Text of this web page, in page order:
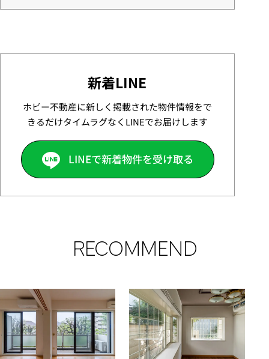
新着LINE
ホビー不動産に新しく掲載された物件情報をで
きるだけタイムラグなくLINEでお届けします
LINEで新着物件を受け取る
RECOMMEND